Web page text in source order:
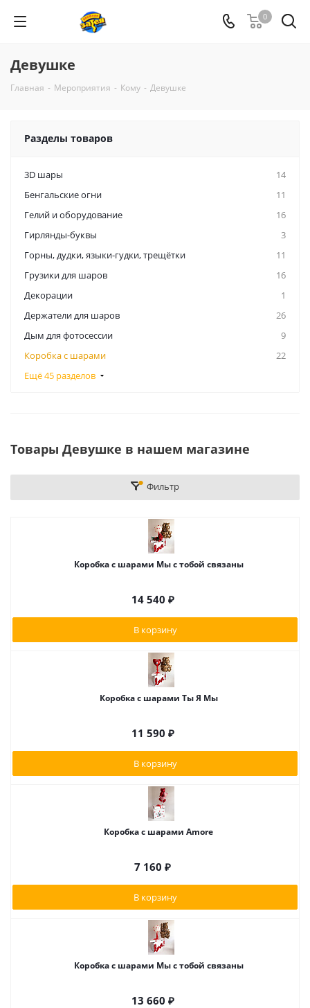
0
Девушке
Главная - Мероприятия - Кому - Девушке
Разделы товаров
3D шары
14
Бенгальские огни
11
Гелий и оборудование
16
Гирлянды-буквы
3
Горны, дудки, языки-гудки, трещётки
11
Грузики для шаров
16
Декорации
1
Держатели для шаров
26
Дым для фотосессии
9
Коробка с шарами
22
Ещё 45 разделов
Товары Девушке в нашем магазине
Фильтр
Коробка с шарами Мы с тобой связаны
14 540 ₽
В корзину
Коробка с шарами Ты Я Мы
11 590 ₽
В корзину
Коробка с шарами Amore
7 160 ₽
В корзину
Коробка с шарами Мы с тобой связаны
13 660 ₽